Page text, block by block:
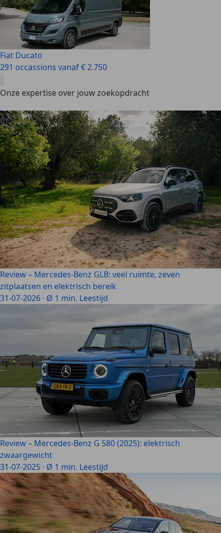
Fiat Ducato
291 occassions vanaf € 2.750
Onze expertise over jouw zoekopdracht
Review – Mercedes-Benz GLB: veel ruimte, zeven
zitplaatsen en elektrisch bereik
31-07-2026 · Ø 1 min. Leestijd
Review – Mercedes-Benz G 580 (2025): elektrisch
zwaargewicht
31-07-2025 · Ø 1 min. Leestijd